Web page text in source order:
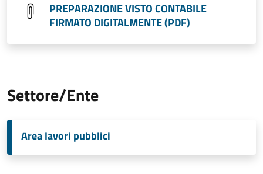
PREPARAZIONE VISTO CONTABILE
FIRMATO DIGITALMENTE (PDF)
Settore/Ente
Area lavori pubblici